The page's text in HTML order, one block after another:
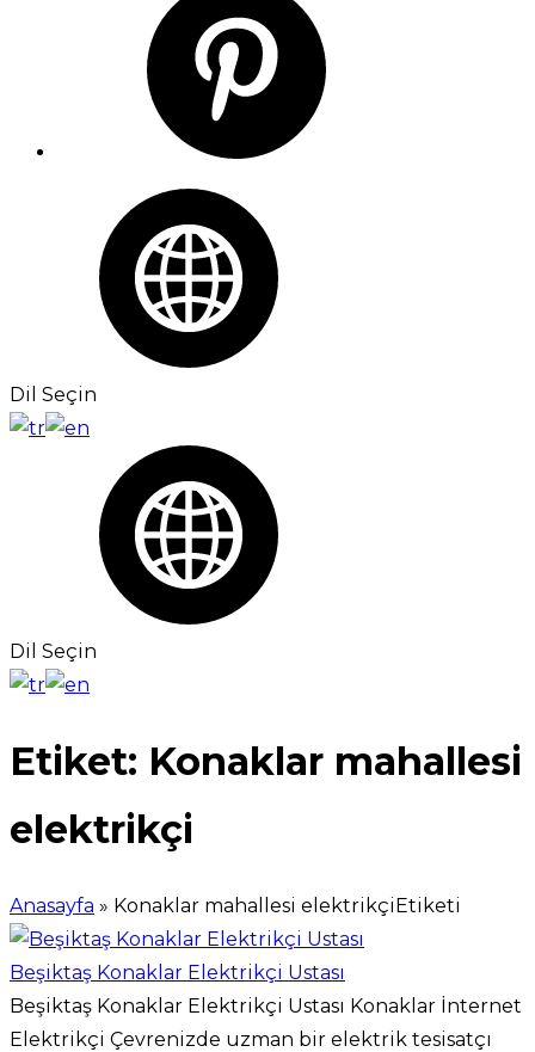
Dil Seçin
Dil Seçin
Etiket: Konaklar mahallesi
elektrikçi
Anasayfa » Konaklar mahallesi elektrikçiEtiketi
Beşiktaş Konaklar Elektrikçi Ustası
Beşiktaş Konaklar Elektrikçi Ustası Konaklar İnternet
Elektrikçi Çevrenizde uzman bir elektrik tesisatçı